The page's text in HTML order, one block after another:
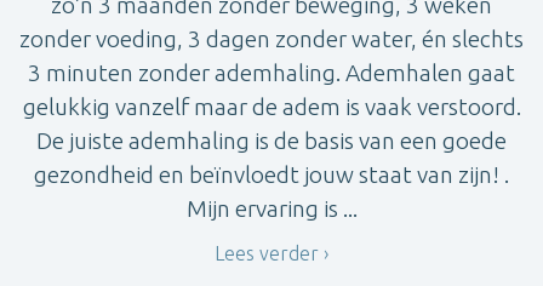
zonder voeding, 3 dagen zonder water, én slechts
3 minuten zonder ademhaling. Ademhalen gaat
gelukkig vanzelf maar de adem is vaak verstoord.
De juiste ademhaling is de basis van een goede
gezondheid en beïnvloedt jouw staat van zijn! .
Mijn ervaring is ...
Lees verder